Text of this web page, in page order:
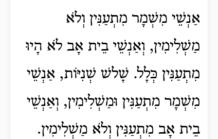
אַנְשֵׁי מִשְׁמָר מִתְעַנִּין וְלֹא
מַשְׁלִימִין, וְאַנְשֵׁי בֵית אָב לֹא הָיוּ
מִתְעַנִּין כְּלָל. שָׁלשׁ שְׁנִיּוֹת, אַנְשֵׁי
מִשְׁמָר מִתְעַנִּין וּמַשְׁלִימִין, וְאַנְשֵׁי
בֵית אָב מִתְעַנִּין וְלֹא מַשְׁלִימִין.